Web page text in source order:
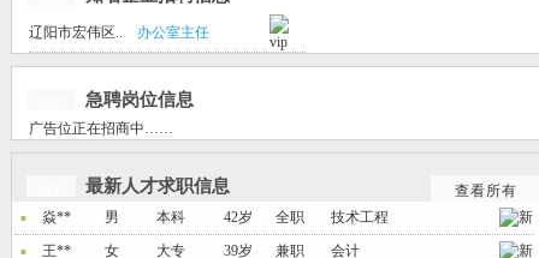
辽阳市宏伟区.. 办公室主任
急聘岗位信息
广告位正在招商中……
最新人才求职信息 查看所有
■ 焱** 男 本科 42岁 全职 技术工程
■ 王** 女 大专 39岁 兼职 会计